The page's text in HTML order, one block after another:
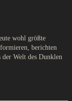
wohl größte
berichten
der Welt des Dunklen